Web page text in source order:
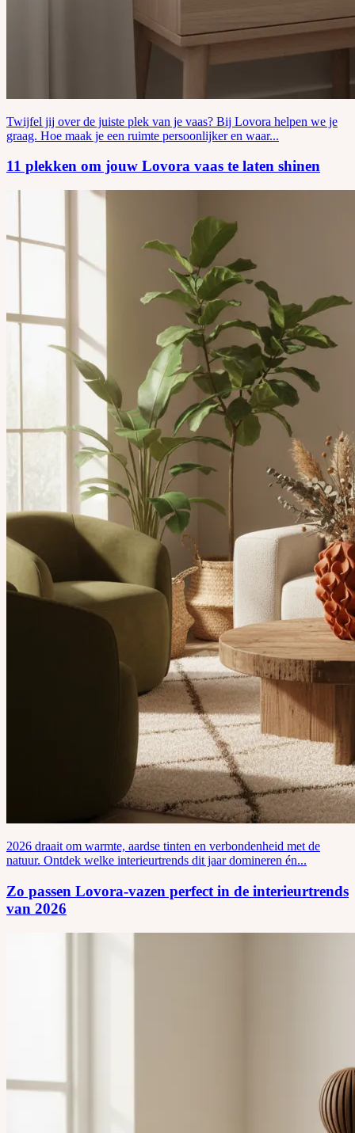
Twijfel jij over de juiste plek van je vaas? Bij Lovora helpen we je
graag. Hoe maak je een ruimte persoonlijker en waar...
11 plekken om jouw Lovora vaas te laten shinen
2026 draait om warmte, aardse tinten en verbondenheid met de
natuur. Ontdek welke interieurtrends dit jaar domineren én...
Zo passen Lovora-vazen perfect in de interieurtrends
van 2026